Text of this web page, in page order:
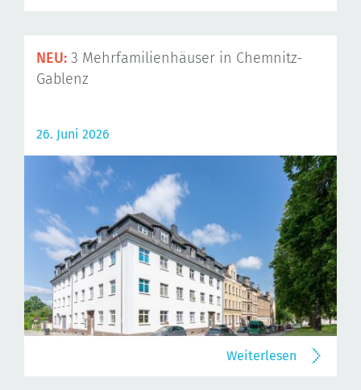
NEU: 3 Mehrfamilienhäuser in Chemnitz-
Gablenz
26. Juni 2026
Weiterlesen